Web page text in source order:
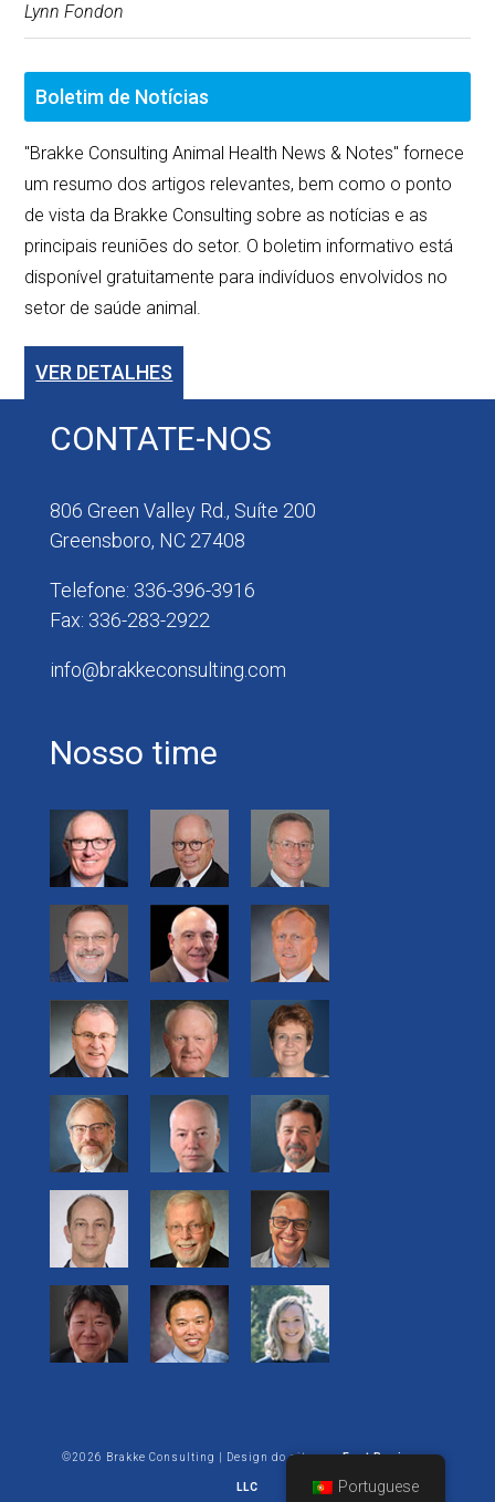
Lynn Fondon
Boletim de Notícias
"Brakke Consulting Animal Health News & Notes" fornece
um resumo dos artigos relevantes, bem como o ponto
de vista da Brakke Consulting sobre as notícias e as
principais reuniões do setor. O boletim informativo está
disponível gratuitamente para indivíduos envolvidos no
setor de saúde animal.
VER DETALHES
CONTATE-NOS
806 Green Valley Rd., Suíte 200
Greensboro, NC 27408
Telefone: 336-396-3916
Fax: 336-283-2922
info@brakkeconsulting.com
Nosso time
©2026 Brakke Consulting | Design do site por:Enet Business
LLC Portuguese